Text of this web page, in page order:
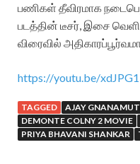
பணிகள் தீவிரமாக
படத்தின் டீசர், இசை
விரைவில்
https://youtu.be/
TAGGED AJAY
DEMONTE COLNY 2 MOVIE
PRIYA BHAVANI SHANKAR